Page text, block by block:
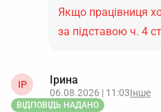
Якщо працівниця
за підставою ч. 4
ІР Ірина
06.08.2026 | 11:03Інше
ВІДПОВІДЬ НАДАНО